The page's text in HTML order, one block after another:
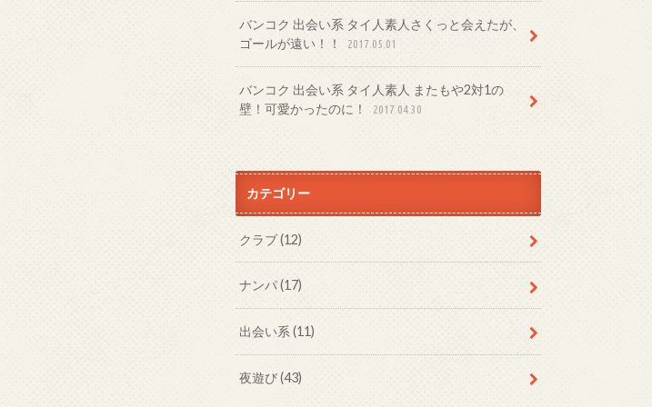
バンコク 出会い系 タイ人素人さくっと会えたが、
ゴールが遠い！！
2017.05.01
バンコク 出会い系 タイ人素人 またもや2対1の
壁！可愛かったのに！
2017.04.30
カテゴリー
クラブ(12)
ナンパ(17)
出会い系(11)
夜遊び(43)